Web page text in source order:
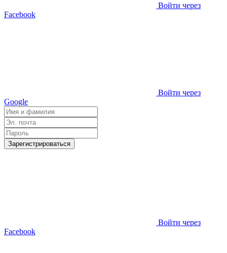
Войти через
Facebook
Войти через
Google
Зарегистрироваться
Войти через
Facebook